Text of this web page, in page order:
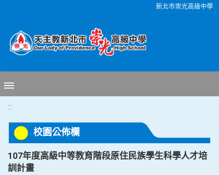
新北市崇光高級中學
:::
校園公佈欄
107年度高級中等教育階段原住民族學生科學人才培
訓計畫